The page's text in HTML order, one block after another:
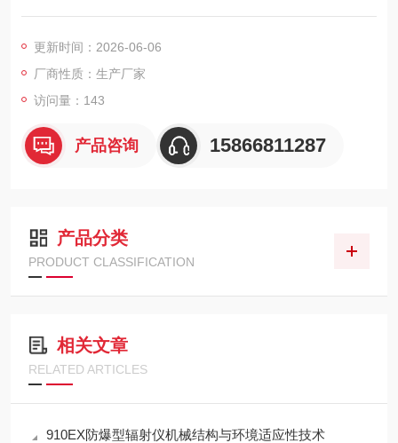
测单元，从辐射场变化到读数稳定的时间为1秒，灵敏度指标达到
USB数据导出及电脑端分析，整机重量250克，由3节AAA电池供
电。
更新时间：2026-06-06
厂商性质：生产厂家
访问量：143
产品咨询 15866811287
产品分类
PRODUCT CLASSIFICATION
相关文章
RELATED ARTICLES
910EX防爆型辐射仪机械结构与环境适应性技术